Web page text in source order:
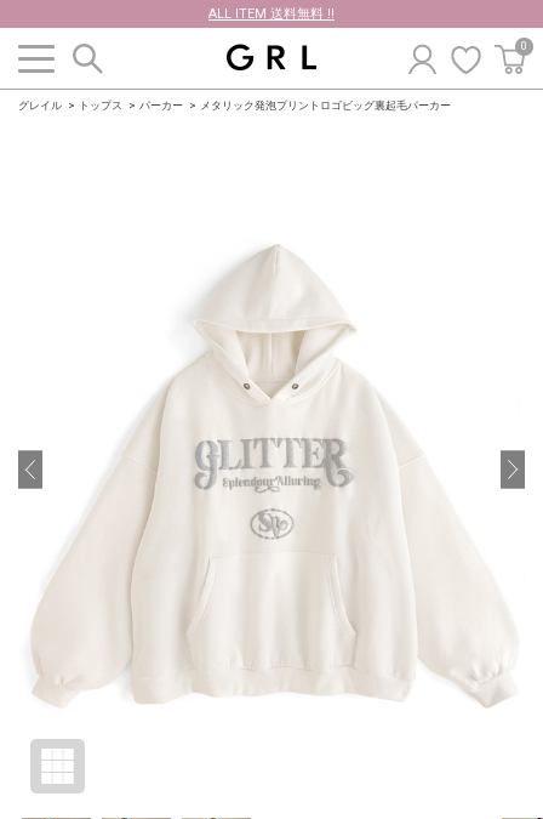
ALL ITEM 送料無料 !!
0
グレイル トップス パーカー メタリック発泡プリントロゴビッグ裏起毛パーカー